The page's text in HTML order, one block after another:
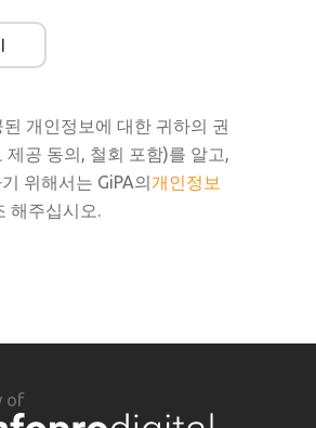
된 개인정보에 대한 귀하의 권
제공 동의, 철회 포함)를 알고,
위해서는 GiPA의개인정보
해주십시오.
of